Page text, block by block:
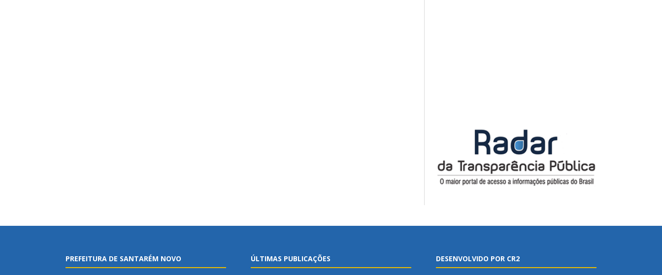
PREFEITURA DE SANTARÉM NOVO ÚLTIMAS PUBLICAÇÕES DESENVOLVIDO POR CR2